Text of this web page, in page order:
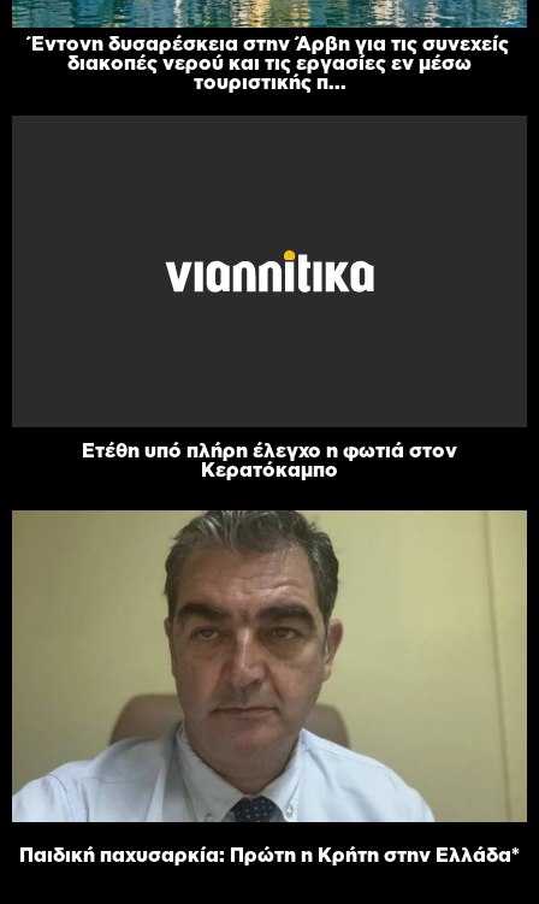
Έντονη δυσαρέσκεια στην Άρβη για τις συνεχείς
διακοπές νερού και τις εργασίες εν μέσω
τουριστικής π...
Ετέθη υπό πλήρη έλεγχο η φωτιά στον
Κερατόκαμπο
Παιδική παχυσαρκία: Πρώτη η Κρήτη στην Ελλάδα*